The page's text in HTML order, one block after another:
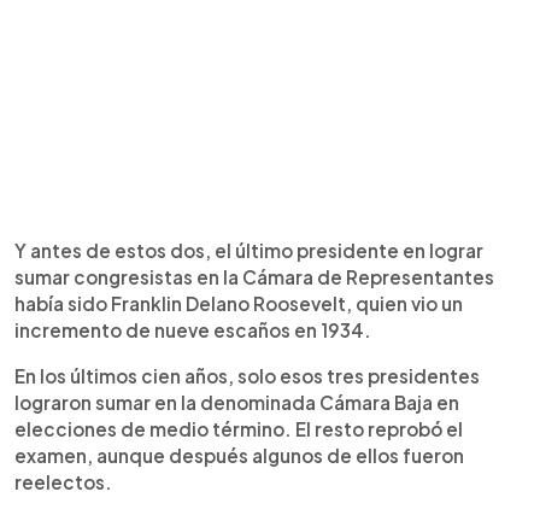
Y antes de estos dos, el último presidente en lograr
sumar congresistas en la Cámara de Representantes
había sido Franklin Delano Roosevelt, quien vio un
incremento de nueve escaños en 1934.
En los últimos cien años, solo esos tres presidentes
lograron sumar en la denominada Cámara Baja en
elecciones de medio término. El resto reprobó el
examen, aunque después algunos de ellos fueron
reelectos.